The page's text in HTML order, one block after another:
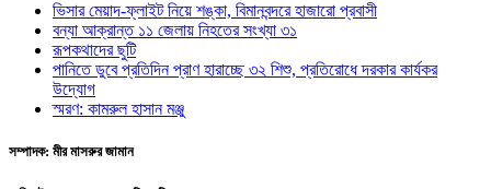
ভিসার মেয়াদ-ফ্লাইট নিয়ে শঙ্কা, বিমানবন্দরে হাজারো প্রবাসী
বন্যা আক্রান্ত ১১ জেলায় নিহতের সংখ্যা ৩১
রূপকথাদের ছুটি
পানিতে ডুবে প্রতিদিন প্রাণ হারাচ্ছে ৩২ শিশু, প্রতিরোধে দরকার কার্যকর
উদ্যোগ
স্মরণ: কামরুল হাসান মঞ্জু
সম্পাদক: মীর মাসরুর জামান